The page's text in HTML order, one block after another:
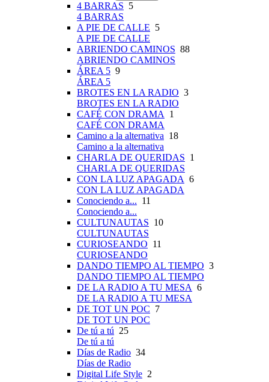
4 BARRAS 5
4 BARRAS
A PIE DE CALLE 5
A PIE DE CALLE
ABRIENDO CAMINOS 88
ABRIENDO CAMINOS
ÁREA 5 9
ÁREA 5
BROTES EN LA RADIO 3
BROTES EN LA RADIO
CAFÉ CON DRAMA 1
CAFÉ CON DRAMA
Camino a la alternativa 18
Camino a la alternativa
CHARLA DE QUERIDAS 1
CHARLA DE QUERIDAS
CON LA LUZ APAGADA 6
CON LA LUZ APAGADA
Conociendo a... 11
Conociendo a...
CULTUNAUTAS 10
CULTUNAUTAS
CURIOSEANDO 11
CURIOSEANDO
DANDO TIEMPO AL TIEMPO 3
DANDO TIEMPO AL TIEMPO
DE LA RADIO A TU MESA 6
DE LA RADIO A TU MESA
DE TOT UN POC 7
DE TOT UN POC
De tú a tú 25
De tú a tú
Días de Radio 34
Días de Radio
Digital Life Style 2